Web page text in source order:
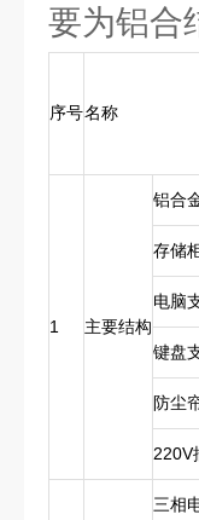
要为铝合
序号名称
1 主要结构
铝合
存储
电脑
键盘
防尘
220V
三相